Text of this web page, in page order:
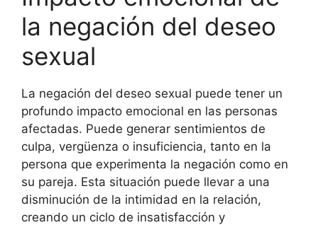
la negación del deseo
sexual
La negación del deseo sexual puede tener un
profundo impacto emocional en las personas
afectadas. Puede generar sentimientos de
culpa, vergüenza o insuficiencia, tanto en la
persona que experimenta la negación como en
su pareja. Esta situación puede llevar a una
disminución de la intimidad en la relación,
creando un ciclo de insatisfacción y